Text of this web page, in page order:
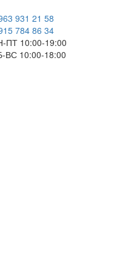
931 21 58
784 86 34
ПТ 10:00-19:00
ВС 10:00-18:00